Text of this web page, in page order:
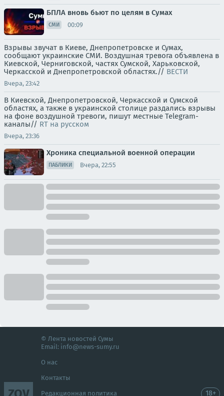
БПЛА вновь бьют по целям в Сумах
СМИ 00:09
Взрывы звучат в Киеве, Днепропетровске и Сумах,
сообщают украинские СМИ. Воздушная тревога объявлена в
Киевской, Черниговской, частях Сумской, Харьковской,
Черкасской и Днепропетровской областях.// ВЕСТИ
Вчера, 23:42
В Киевской, Днепропетровской, Черкасской и Сумской
областях, а также в украинской столице раздались взрывы
на фоне воздушной тревоги, пишут местные Telegram-
каналы// RT на русском
Вчера, 23:36
Хроника специальной военной операции
ПАБЛИКИ Вчера, 22:55
© Лента новостей Сумы
Email: info@news-sumy.ru
О нас
Контакты
Редакционная политика 18+